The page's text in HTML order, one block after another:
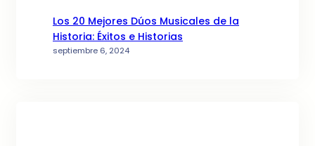
Los 20 Mejores Dúos Musicales de la
Historia: Éxitos e Historias
septiembre 6, 2024